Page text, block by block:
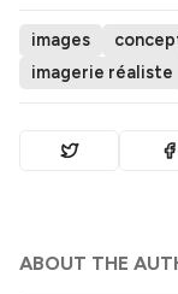
images
imagerie réaliste
ABOUT THE